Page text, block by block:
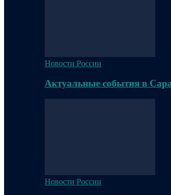
Новости России
Актуальные события в
Новости России